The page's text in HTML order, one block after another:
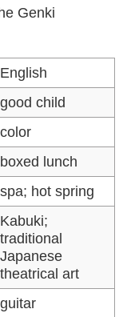
Genki
English
good child
color
boxed lunch
spa; hot spring
Kabuki;
traditional
Japanese
theatrical art
guitar